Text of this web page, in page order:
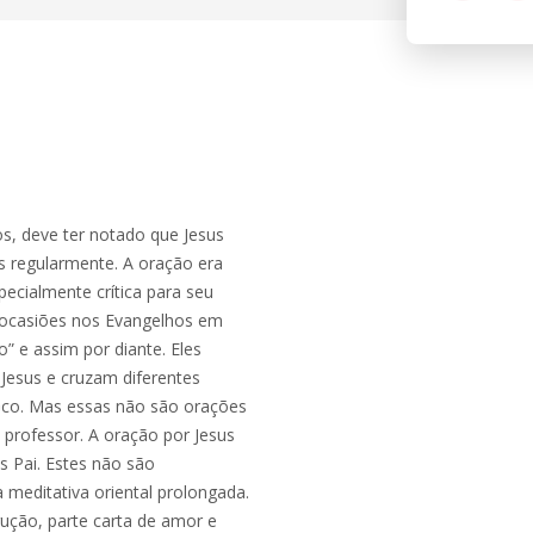
deve ter notado que Jesus
regularmente. A oração era
crítica para seu
nos Evangelhos em
e assim por diante. Eles
e cruzam diferentes
Mas essas não são orações
A oração por Jesus
Pai. Estes não são
meditativa oriental prolongada.
parte carta de amor e